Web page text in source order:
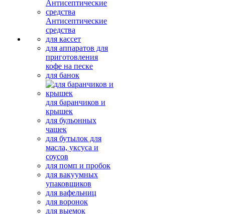
Антисептические
средства
для кассет
для аппаратов для
приготовления
кофе на песке
для банок
для баранчиков и
крышек
для бульонных
чашек
для бутылок для
масла, уксуса и
соусов
для помп и пробок
для вакуумных
упаковщиков
для вафельниц
для воронок
для выемок